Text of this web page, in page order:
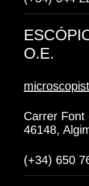
O.E.
Carrer Font
46148,
(+34) 650